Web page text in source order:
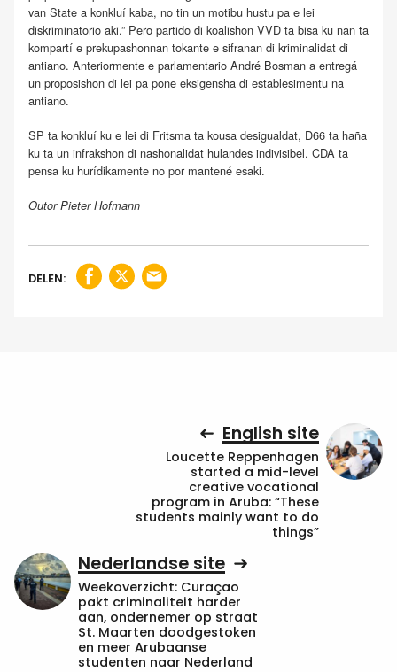
van State a konkluí kaba, no tin un motibu hustu pa e lei
diskriminatorio aki.” Pero partido di koalishon VVD ta bisa ku nan ta
kompartí e prekupashonnan tokante e sifranan di kriminalidat di
antiano. Anteriormente e parlamentario André Bosman a entregá
un proposishon di lei pa pone eksigensha di establesimentu na
antiano.
SP ta konkluí ku e lei di Fritsma ta kousa desigualdat, D66 ta haña
ku ta un infrakshon di nashonalidat hulandes indivisibel. CDA ta
pensa ku hurídikamente no por mantené esaki.
Outor Pieter Hofmann
DELEN:
English site
Loucette Reppenhagen
started a mid-level
creative vocational
program in Aruba: “These
students mainly want to do
things”
Nederlandse site
Weekoverzicht: Curaçao
pakt criminaliteit harder
aan, ondernemer op straat
St. Maarten doodgestoken
en meer Arubaanse
studenten naar Nederland